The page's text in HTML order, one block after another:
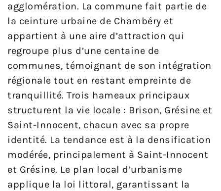
agglomération. La commune fait partie de
la ceinture urbaine de Chambéry et
appartient à une aire d’attraction qui
regroupe plus d’une centaine de
communes, témoignant de son intégration
régionale tout en restant empreinte de
tranquillité. Trois hameaux principaux
structurent la vie locale : Brison, Grésine et
Saint-Innocent, chacun avec sa propre
identité. La tendance est à la densification
modérée, principalement à Saint-Innocent
et Grésine. Le plan local d’urbanisme
applique la loi littoral, garantissant la